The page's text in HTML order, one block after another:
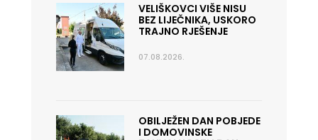
VELIŠKOVCI VIŠE NISU
BEZ LIJEČNIKA, USKORO
TRAJNO RJEŠENJE
07.08.2026.
OBILJEŽEN DAN POBJEDE
I DOMOVINSKE